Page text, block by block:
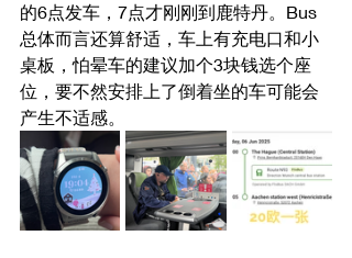
的6点发车，7点才刚刚到鹿特丹。Bus
总体而言还算舒适，车上有充电口和小
桌板，怕晕车的建议加个3块钱选个座
位，要不然安排上了倒着坐的车可能会
产生不适感。